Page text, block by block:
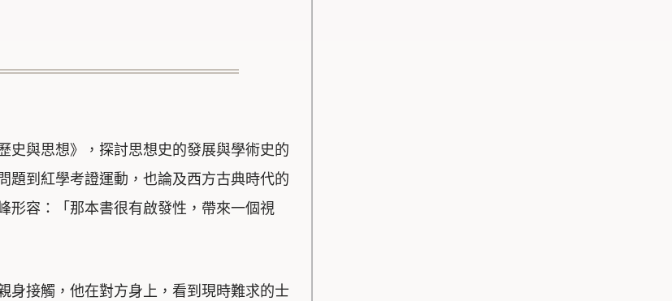
史與思想》，探討思想史的發展與學術史的
題到紅學考證運動，也論及西方古典時代的
形容：「那本書很有啟發性，帶來一個視
身接觸，他在對方身上，看到現時難求的士